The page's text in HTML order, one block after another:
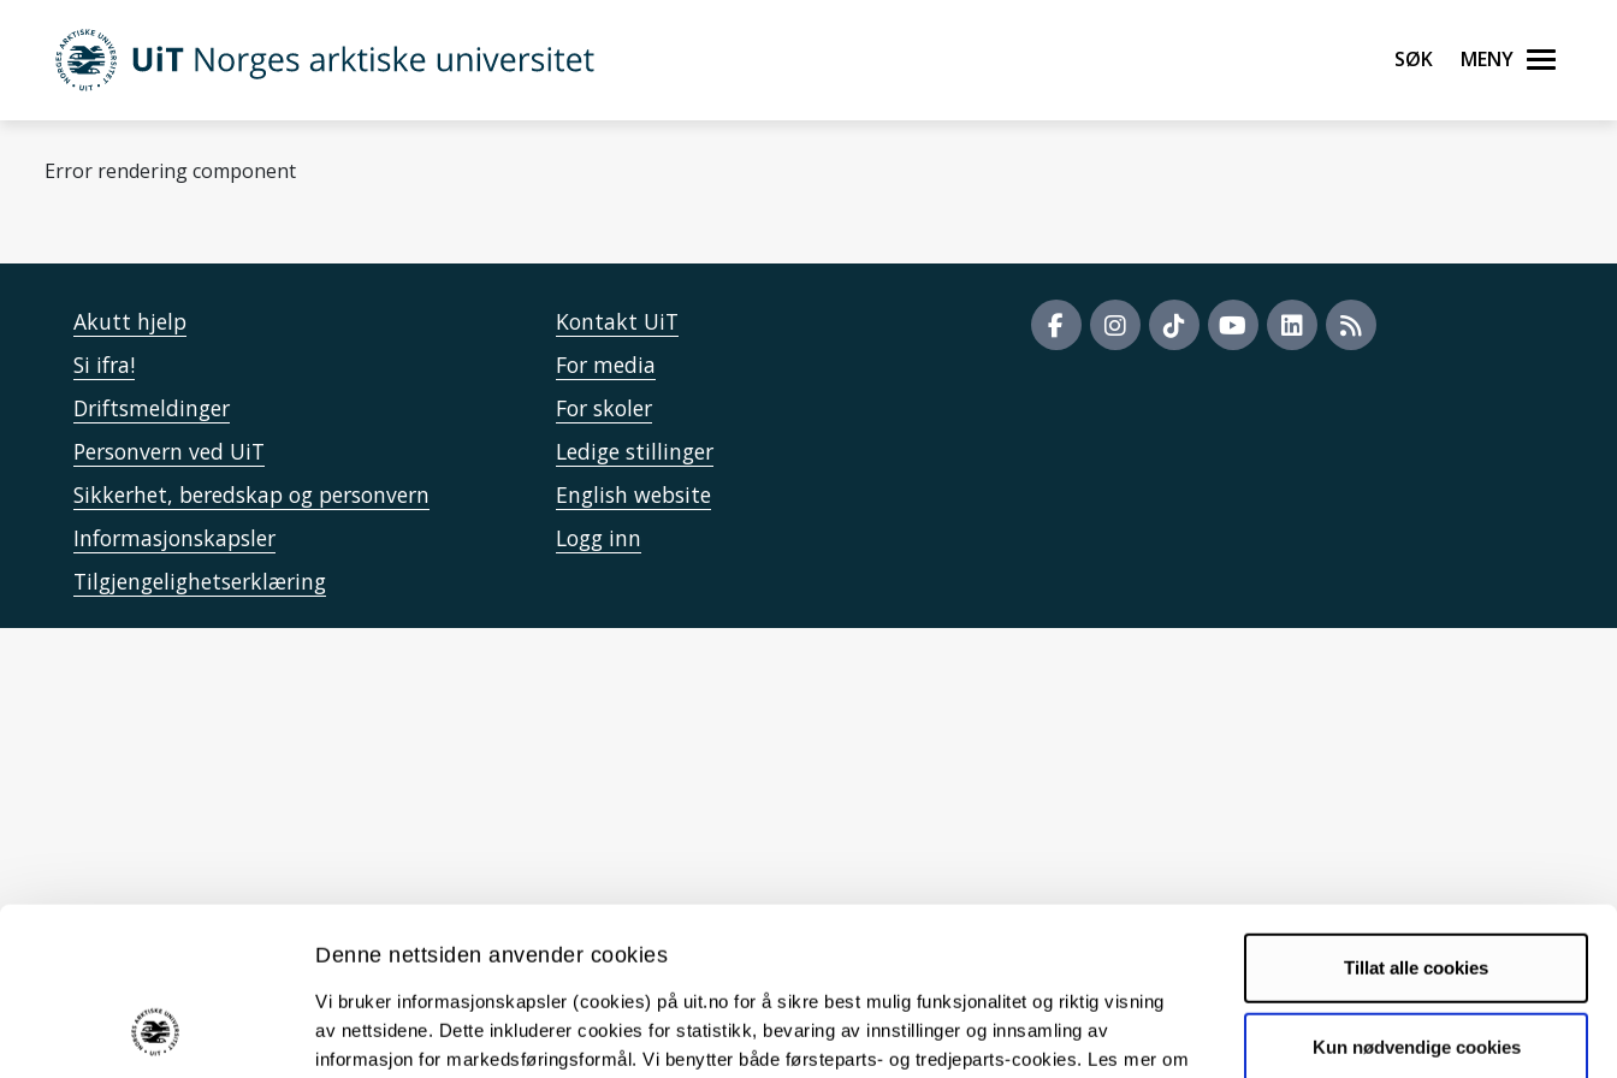
Denne nettsiden anvender cookies
Vi bruker informasjonskapsler (cookies) på uit.no for å sikre best mulig funksjonalitet og riktig visning
av nettsidene. Dette inkluderer cookies for statistikk, bevaring av innstillinger og innsamling av
informasjon for markedsføringsformål. Vi benytter både førsteparts- og tredjeparts-cookies. Les mer om
Tillat alle cookies
Kun nødvendige cookies
Gå til hovedinnhold
UiT Norges arktiske universitet Søk Meny
Error rendering component
Akutt hjelp
Si ifra!
Driftsmeldinger
Personvern ved UiT
Sikkerhet, beredskap og personvern
Informasjonskapsler
Tilgjengelighetserklæring
Kontakt UiT
For media
For skoler
Ledige stillinger
English website
Logg inn